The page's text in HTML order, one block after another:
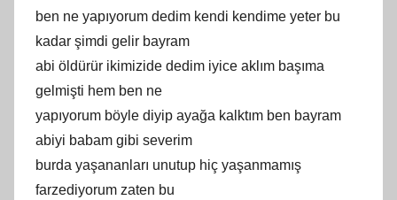
ben ne yapıyorum dedim kendi kendime yeter bu
kadar şimdi gelir bayram
abi öldürür ikimizide dedim iyice aklım başıma
gelmişti hem ben ne
yapıyorum böyle diyip ayağa kalktım ben bayram
abiyi babam gibi severim
burda yaşananları unutup hiç yaşanmamış
farzediyorum zaten bu